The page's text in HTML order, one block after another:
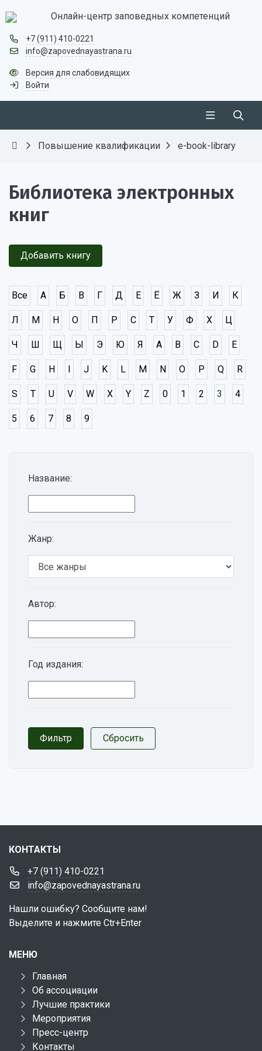
Онлайн-центр заповедных компетенций
+7 (911) 410-0221
info@zapovednayastrana.ru
Версия для слабовидящих
Войти
Повышение квалификации e-book-library
Название:
Жанр:
Автор:
Год издания:
Библиотека электронных
книг
Добавить книгу
Все А Б В Г Д Е Ё Ж З И К
Л М Н О П Р С Т У Ф Х Ц
Ч Ш Щ Ы Э Ю Я A B C D E
F G H I J K L M N O P Q R
S T U V W X Y Z 0 1 2 3 4
5 6 7 8 9
КОНТАКТЫ
+7 (911) 410-0221
info@zapovednayastrana.ru
Нашли ошибку? Сообщите нам!
Выделите и нажмите Ctr+Enter
МЕНЮ
Главная
Об ассоциации
Лучшие практики
Мероприятия
Пресс-центр
Контакты